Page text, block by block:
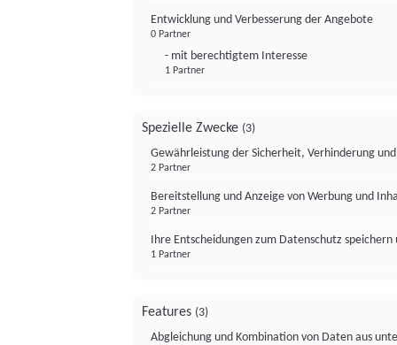
Entwicklung und Verbesserung der Angebote
0 Partner
- mit berechtigtem Interesse
1 Partner
Spezielle Zwecke (3)
Gewährleistung der Sicherheit, Verhinderung
2 Partner
Bereitstellung und Anzeige von Werbung und
2 Partner
Ihre Entscheidungen zum Datenschutz
1 Partner
Features (3)
Abgleichung und Kombination von Daten aus